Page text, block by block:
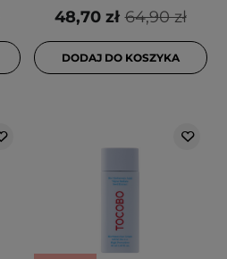
64,90 zł
48,70 zł
DODAJ DO KOSZYKA